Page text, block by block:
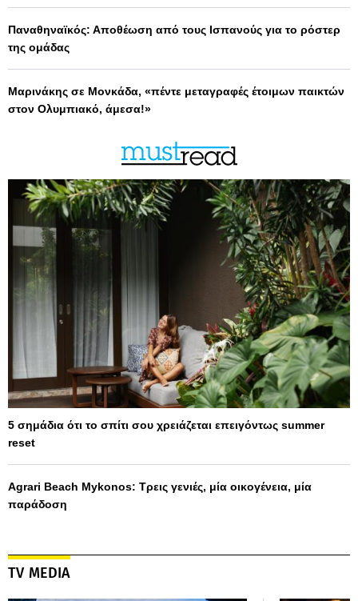
Παναθηναϊκός: Αποθέωση από τους Ισπανούς για το ρόστερ
της ομάδας
Μαρινάκης σε Μονκάδα, «πέντε μεταγραφές έτοιμων παικτών
στον Ολυμπιακό, άμεσα!»
5 σημάδια ότι το σπίτι σου χρειάζεται επειγόντως summer
reset
Agrari Beach Mykonos: Τρεις γενιές, μία οικογένεια, μία
παράδοση
TV MEDIA